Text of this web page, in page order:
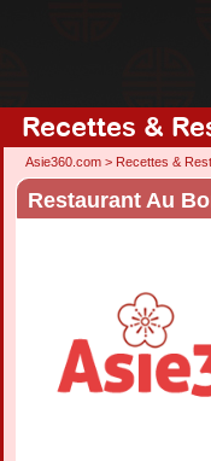
Recettes &
Asie360.com > Recettes &
Restaurant Au